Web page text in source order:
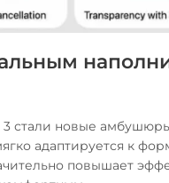
стали новые
адаптируется к
повышает